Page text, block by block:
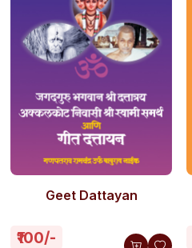
Geet Dattayan
₹100/-